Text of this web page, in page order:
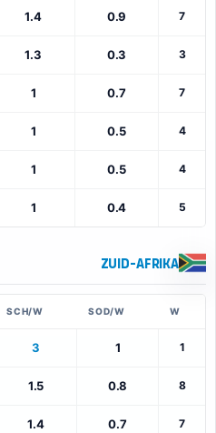
1.4 0.9 7
1.3 0.3 3
1 0.7 7
1 0.5 4
1 0.5 4
1 0.4 5
Zuid-Afrika
SCH/W SOD/W W
3 1 1
1.5 0.8 8
1.4 0.7 7